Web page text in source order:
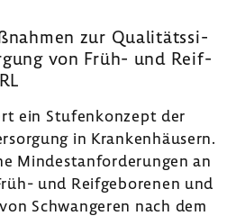
zur Quali­täts­si­
von Früh- und Reif­
ein Stufen­kon­zept der
in Kran­ken­häu­sern.
Mindest­an­for­de­rungen an
und Reif­ge­bo­renen und
Schwan­geren nach dem